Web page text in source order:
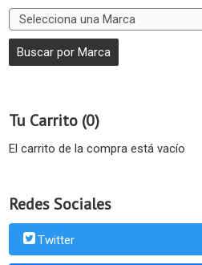
Tu Carrito (0)
El carrito de la compra está vacío
Redes Sociales
Twitter